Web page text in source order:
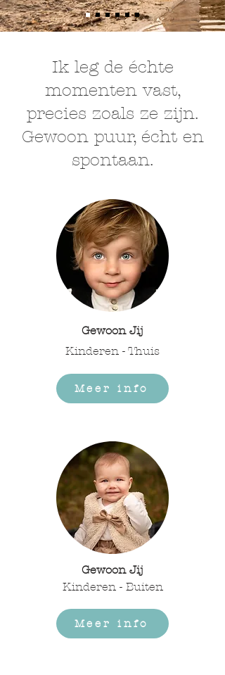
Ik leg de échte
momenten vast,
precies zoals ze zijn.
Gewoon puur, écht en
spontaan.
Gewoon Jij
Kinderen - Thuis
Meer info
Gewoon Jij
Kinderen - Buiten
Meer info